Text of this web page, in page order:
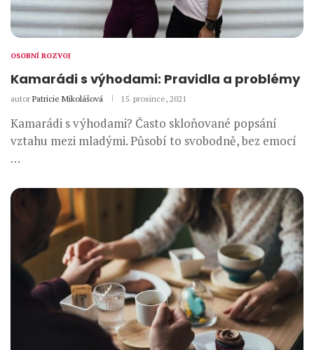
OSOBNÍ ROZVOJ
Kamarádi s výhodami: Pravidla a problémy
autor Patricie Mikolášová 15. prosince, 2021
Kamarádi s výhodami? Často skloňované popsání
vztahu mezi mladými. Působí to svobodně, bez emocí
…